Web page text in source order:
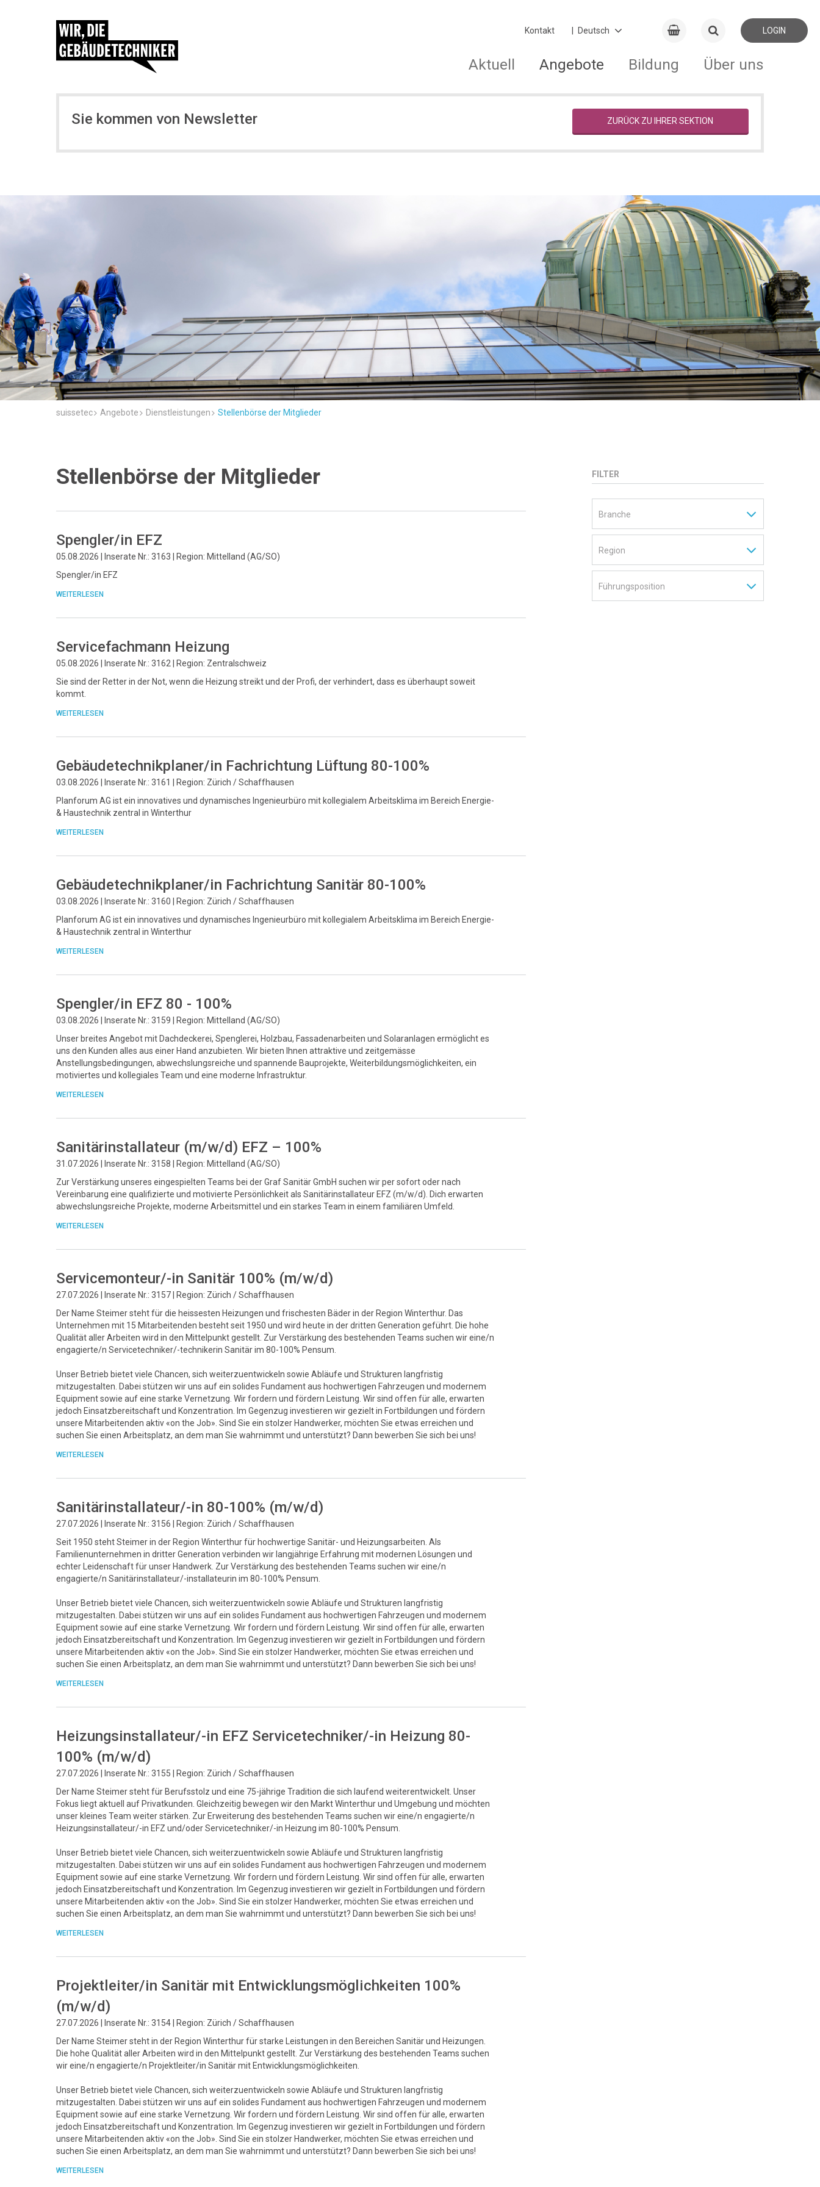
Kontakt LOGIN
Aktuell Angebote Bildung Über uns
Sie kommen von Newsletter ZURÜCK ZU IHRER SEKTION
suissetec Angebote Dienstleistungen Stellenbörse der Mitglieder
Stellenbörse der Mitglieder
Spengler/in EFZ
05.08.2026 | Inserate Nr.: 3163 | Region: Mittelland (AG/SO)
Spengler/in EFZ
WEITERLESEN
Servicefachmann Heizung
05.08.2026 | Inserate Nr.: 3162 | Region: Zentralschweiz
Sie sind der Retter in der Not, wenn die Heizung streikt und der Profi, der verhindert, dass es überhaupt soweit
kommt.
WEITERLESEN
Gebäudetechnikplaner/in Fachrichtung Lüftung 80-100%
03.08.2026 | Inserate Nr.: 3161 | Region: Zürich / Schaffhausen
Planforum AG ist ein innovatives und dynamisches Ingenieurbüro mit kollegialem Arbeitsklima im Bereich Energie-
& Haustechnik zentral in Winterthur
WEITERLESEN
Gebäudetechnikplaner/in Fachrichtung Sanitär 80-100%
03.08.2026 | Inserate Nr.: 3160 | Region: Zürich / Schaffhausen
Planforum AG ist ein innovatives und dynamisches Ingenieurbüro mit kollegialem Arbeitsklima im Bereich Energie-
& Haustechnik zentral in Winterthur
WEITERLESEN
Spengler/in EFZ 80 - 100%
03.08.2026 | Inserate Nr.: 3159 | Region: Mittelland (AG/SO)
Unser breites Angebot mit Dachdeckerei, Spenglerei, Holzbau, Fassadenarbeiten und Solaranlagen ermöglicht es
uns den Kunden alles aus einer Hand anzubieten. Wir bieten Ihnen attraktive und zeitgemässe
Anstellungsbedingungen, abwechslungsreiche und spannende Bauprojekte, Weiterbildungsmöglichkeiten, ein
motiviertes und kollegiales Team und eine moderne Infrastruktur.
WEITERLESEN
Sanitärinstallateur (m/w/d) EFZ – 100%
31.07.2026 | Inserate Nr.: 3158 | Region: Mittelland (AG/SO)
Zur Verstärkung unseres eingespielten Teams bei der Graf Sanitär GmbH suchen wir per sofort oder nach
Vereinbarung eine qualifizierte und motivierte Persönlichkeit als Sanitärinstallateur EFZ (m/w/d). Dich erwarten
abwechslungsreiche Projekte, moderne Arbeitsmittel und ein starkes Team in einem familiären Umfeld.
WEITERLESEN
Servicemonteur/-in Sanitär 100% (m/w/d)
27.07.2026 | Inserate Nr.: 3157 | Region: Zürich / Schaffhausen
Der Name Steimer steht für die heissesten Heizungen und frischesten Bäder in der Region Winterthur. Das
Unternehmen mit 15 Mitarbeitenden besteht seit 1950 und wird heute in der dritten Generation geführt. Die hohe
Qualität aller Arbeiten wird in den Mittelpunkt gestellt. Zur Verstärkung des bestehenden Teams suchen wir eine/n
engagierte/n Servicetechniker/-technikerin Sanitär im 80-100% Pensum.
Unser Betrieb bietet viele Chancen, sich weiterzuentwickeln sowie Abläufe und Strukturen langfristig
mitzugestalten. Dabei stützen wir uns auf ein solides Fundament aus hochwertigen Fahrzeugen und modernem
Equipment sowie auf eine starke Vernetzung. Wir fordern und fördern Leistung. Wir sind offen für alle, erwarten
jedoch Einsatzbereitschaft und Konzentration. Im Gegenzug investieren wir gezielt in Fortbildungen und fördern
unsere Mitarbeitenden aktiv «on the Job». Sind Sie ein stolzer Handwerker, möchten Sie etwas erreichen und
suchen Sie einen Arbeitsplatz, an dem man Sie wahrnimmt und unterstützt? Dann bewerben Sie sich bei uns!
WEITERLESEN
Sanitärinstallateur/-in 80-100% (m/w/d)
27.07.2026 | Inserate Nr.: 3156 | Region: Zürich / Schaffhausen
Seit 1950 steht Steimer in der Region Winterthur für hochwertige Sanitär- und Heizungsarbeiten. Als
Familienunternehmen in dritter Generation verbinden wir langjährige Erfahrung mit modernen Lösungen und
echter Leidenschaft für unser Handwerk. Zur Verstärkung des bestehenden Teams suchen wir eine/n
engagierte/n Sanitärinstallateur/-installateurin im 80-100% Pensum.
Unser Betrieb bietet viele Chancen, sich weiterzuentwickeln sowie Abläufe und Strukturen langfristig
mitzugestalten. Dabei stützen wir uns auf ein solides Fundament aus hochwertigen Fahrzeugen und modernem
Equipment sowie auf eine starke Vernetzung. Wir fordern und fördern Leistung. Wir sind offen für alle, erwarten
jedoch Einsatzbereitschaft und Konzentration. Im Gegenzug investieren wir gezielt in Fortbildungen und fördern
unsere Mitarbeitenden aktiv «on the Job». Sind Sie ein stolzer Handwerker, möchten Sie etwas erreichen und
suchen Sie einen Arbeitsplatz, an dem man Sie wahrnimmt und unterstützt? Dann bewerben Sie sich bei uns!
WEITERLESEN
Heizungsinstallateur/-in EFZ Servicetechniker/-in Heizung 80-
100% (m/w/d)
27.07.2026 | Inserate Nr.: 3155 | Region: Zürich / Schaffhausen
Der Name Steimer steht für Berufsstolz und eine 75-jährige Tradition die sich laufend weiterentwickelt. Unser
Fokus liegt aktuell auf Privatkunden. Gleichzeitig bewegen wir den Markt Winterthur und Umgebung und möchten
unser kleines Team weiter stärken. Zur Erweiterung des bestehenden Teams suchen wir eine/n engagierte/n
Heizungsinstallateur/-in EFZ und/oder Servicetechniker/-in Heizung im 80-100% Pensum.
Unser Betrieb bietet viele Chancen, sich weiterzuentwickeln sowie Abläufe und Strukturen langfristig
mitzugestalten. Dabei stützen wir uns auf ein solides Fundament aus hochwertigen Fahrzeugen und modernem
Equipment sowie auf eine starke Vernetzung. Wir fordern und fördern Leistung. Wir sind offen für alle, erwarten
jedoch Einsatzbereitschaft und Konzentration. Im Gegenzug investieren wir gezielt in Fortbildungen und fördern
unsere Mitarbeitenden aktiv «on the Job». Sind Sie ein stolzer Handwerker, möchten Sie etwas erreichen und
suchen Sie einen Arbeitsplatz, an dem man Sie wahrnimmt und unterstützt? Dann bewerben Sie sich bei uns!
WEITERLESEN
Projektleiter/in Sanitär mit Entwicklungsmöglichkeiten 100%
(m/w/d)
27.07.2026 | Inserate Nr.: 3154 | Region: Zürich / Schaffhausen
Der Name Steimer steht in der Region Winterthur für starke Leistungen in den Bereichen Sanitär und Heizungen.
Die hohe Qualität aller Arbeiten wird in den Mittelpunkt gestellt. Zur Verstärkung des bestehenden Teams suchen
wir eine/n engagierte/n Projektleiter/in Sanitär mit Entwicklungsmöglichkeiten.
Unser Betrieb bietet viele Chancen, sich weiterzuentwickeln sowie Abläufe und Strukturen langfristig
mitzugestalten. Dabei stützen wir uns auf ein solides Fundament aus hochwertigen Fahrzeugen und modernem
Equipment sowie auf eine starke Vernetzung. Wir fordern und fördern Leistung. Wir sind offen für alle, erwarten
jedoch Einsatzbereitschaft und Konzentration. Im Gegenzug investieren wir gezielt in Fortbildungen und fördern
unsere Mitarbeitenden aktiv «on the Job». Sind Sie ein stolzer Handwerker, möchten Sie etwas erreichen und
suchen Sie einen Arbeitsplatz, an dem man Sie wahrnimmt und unterstützt? Dann bewerben Sie sich bei uns!
WEITERLESEN
FILTER